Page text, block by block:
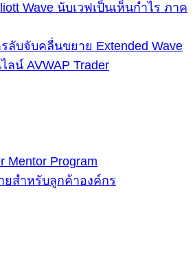
Wave นับเวฟเป็นเห็นกำไร ภาค
ลับจับคลื่นขยาย Extended Wave
ลน์ AVWAP Trader
Mentor Program
ยสำหรับลูกค้าองค์กร